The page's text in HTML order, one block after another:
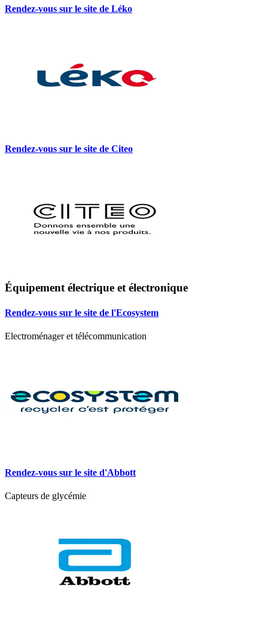
Rendez-vous sur le site de Léko
Rendez-vous sur le site de Citeo
Équipement électrique et électronique
Rendez-vous sur le site de l'Ecosystem
Electroménager et télécommunication
Rendez-vous sur le site d'Abbott
Capteurs de glycémie